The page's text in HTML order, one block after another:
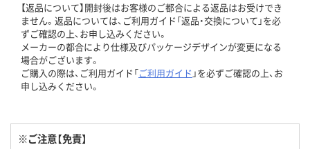
【返品について】開封後はお客様のご都合による返品はお受けでき
ません。返品については、ご利用ガイド「返品・交換について」を必
ずご確認の上、お申し込みください。
メーカーの都合により仕様及びパッケージデザインが変更になる
場合がございます。
ご購入の際は、ご利用ガイド「ご利用ガイド 」を必ずご確認の上、お
申し込みください。
※ご注意【免責】